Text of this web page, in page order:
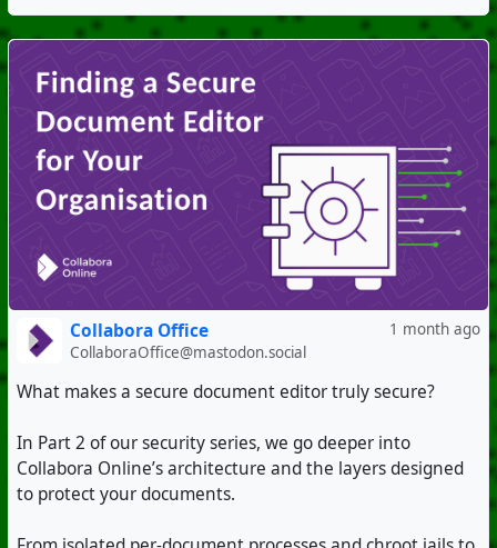
1 month ago
Collabora Office
CollaboraOffice@mastodon.social
What makes a secure document editor truly secure?
In Part 2 of our security series, we go deeper into
Collabora Online’s architecture and the layers designed
to protect your documents.